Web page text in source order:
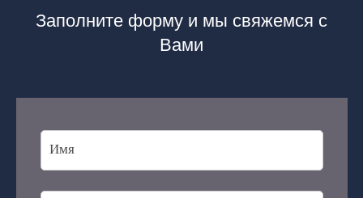
Заполните форму и мы свяжемся с
Вами